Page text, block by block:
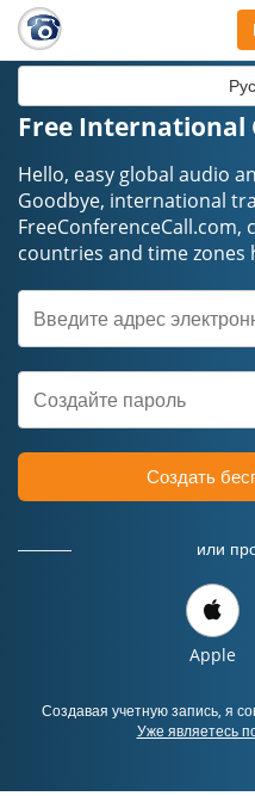
Free International
Hello, easy global audio
Goodbye, international
FreeConferenceCall.com,
countries and time zones
Создать
или
Apple
Создавая учетную запись, я
Уже являетесь